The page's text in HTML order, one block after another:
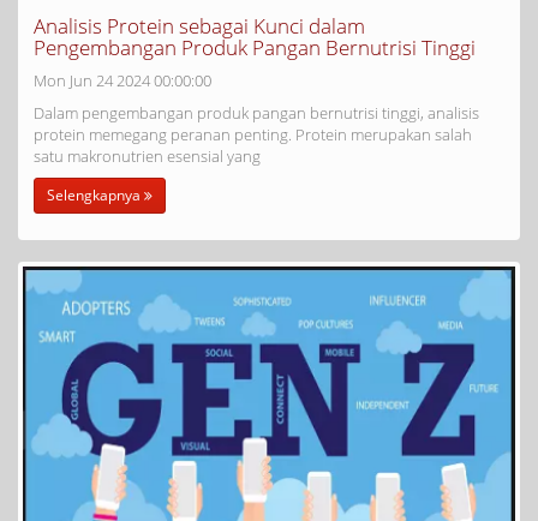
Analisis Protein sebagai Kunci dalam
Pengembangan Produk Pangan Bernutrisi Tinggi
Mon Jun 24 2024 00:00:00
Dalam pengembangan produk pangan bernutrisi tinggi, analisis
protein memegang peranan penting. Protein merupakan salah
satu makronutrien esensial yang
Selengkapnya